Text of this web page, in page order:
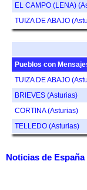
EL CAMPO (LENA)
TUIZA DE ABAJO
Pueblos con
TUIZA DE ABAJO
BRIEVES (Asturias)
CORTINA (Asturias)
TELLEDO (Asturias)
Noticias de España